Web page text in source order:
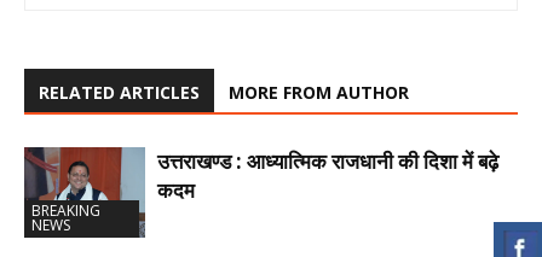
RELATED ARTICLES MORE FROM AUTHOR
BREAKING
NEWS
उत्तराखण्ड : आध्यात्मिक राजधानी की दिशा में बढ़े
कदम